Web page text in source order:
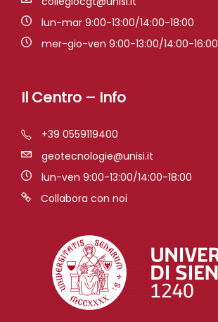
lun-mar 9:00-13:00/14:00-18:00
mer-gio-ven 9:00-13:00/14:00-16:00
Il Centro – Info
+39 0559119400
geotecnologie@unisi.it
lun-ven 9:00-13:00/14:00-18:00
Collabora con noi